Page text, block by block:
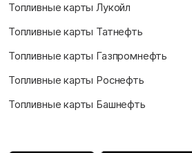
Топливные карты Лукойл
Топливные карты Татнефть
Топливные карты Газпромнефть
Топливные карты Роснефть
Топливные карты Башнефть